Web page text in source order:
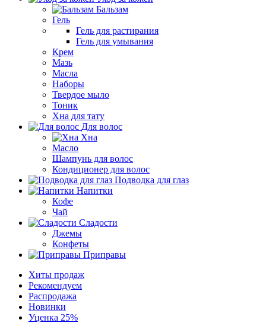
Бальзам
Гель
Гель для растирания
Гель для умывания
Крем
Мазь
Масла
Наборы
Твердое мыло
Тоник
Хна для тату
Для волос
Хна
Масло
Шампунь для волос
Кондиционер для волос
Подводка для глаз
Напитки
Кофе
Чай
Сладости
Джемы
Конфеты
Приправы
Хиты продаж
Рекомендуем
Распродажа
Новинки
Уценка 25%